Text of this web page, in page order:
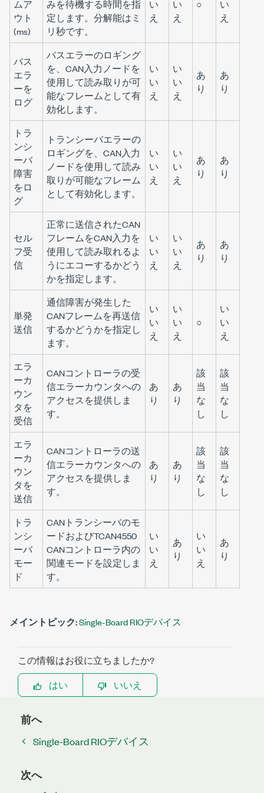
ムア
ウト
(ms)
みを待機する時間を指
定します。分解能はミ
リ秒です。
い
え
い
え
○
い
え
バス
エラ
ーを
ログ
バスエラーのロギング
を、CAN入力ノードを
使用して読み取りが可
能なフレームとして有
効化します。
い
い
え
い
い
え
あ
り
あ
り
トラ
ンシ
ーバ
障害
をロ
グ
トランシーバエラーの
ロギングを、CAN入力
ノードを使用して読み
取りが可能なフレーム
として有効化します。
い
い
え
い
い
え
あ
り
あ
り
セル
フ受
信
正常に送信されたCAN
フレームをCAN入力を
使用して読み取れるよ
うにエコーするかどう
かを指定します。
い
い
え
い
い
え
あ
り
あ
り
単発
送信
通信障害が発生した
CANフレームを再送信
するかどうかを指定し
ます。
い
い
え
い
い
え
○
い
い
え
エラ
ーカ
ウン
タを
受信
CANコントローラの受
信エラーカウンタへの
アクセスを提供しま
す。
あ
り
あ
り
該
当
な
し
該
当
な
し
エラ
ーカ
ウン
タを
送信
CANコントローラの送
信エラーカウンタへの
アクセスを提供しま
す。
あ
り
あ
り
該
当
な
し
該
当
な
し
トラ
ンシ
ーバ
モー
ド
CANトランシーバのモ
ードおよびTCAN4550
CANコントローラ内の
関連モードを設定しま
す。
い
い
え
あ
り
い
い
え
あ
り
メイントピック:Single-Board RIOデバイス
この情報はお役に立ちましたか?
はい
いいえ
前へ
Single-Board RIOデバイス
次へ